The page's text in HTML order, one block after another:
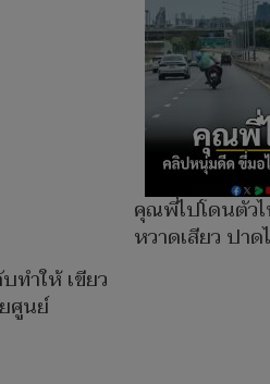
คุณพี่ไปโดนตัว
หวาดเสียว ปา
ำให้ เขียว
ศูนย์